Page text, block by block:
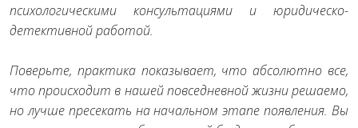
психологическими консультациями и юридическо-
детективной работой.
Поверьте, практика показывает, что абсолютно все,
что происходит в нашей повседневной жизни решаемо,
но лучше пресекать на начальном этапе появления. Вы